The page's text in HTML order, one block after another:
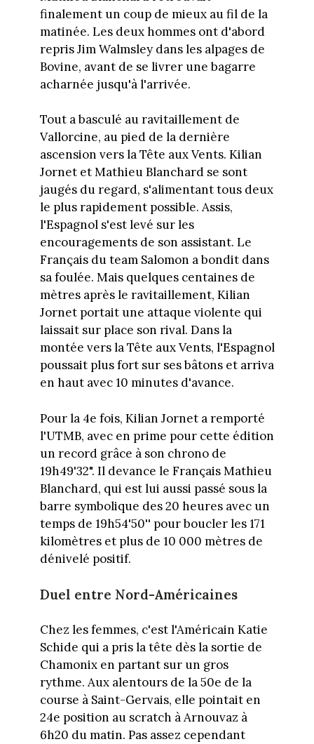
finalement un coup de mieux au fil de la
matinée. Les deux hommes ont d'abord
repris Jim Walmsley dans les alpages de
Bovine, avant de se livrer une bagarre
acharnée jusqu'à l'arrivée.
Tout a basculé au ravitaillement de
Vallorcine, au pied de la dernière
ascension vers la Tête aux Vents. Kilian
Jornet et Mathieu Blanchard se sont
jaugés du regard, s'alimentant tous deux
le plus rapidement possible. Assis,
l'Espagnol s'est levé sur les
encouragements de son assistant. Le
Français du team Salomon a bondit dans
sa foulée. Mais quelques centaines de
mètres après le ravitaillement, Kilian
Jornet portait une attaque violente qui
laissait sur place son rival. Dans la
montée vers la Tête aux Vents, l'Espagnol
poussait plus fort sur ses bâtons et arriva
en haut avec 10 minutes d'avance.
Pour la 4e fois, Kilian Jornet a remporté
l'UTMB, avec en prime pour cette édition
un record grâce à son chrono de
19h49'32". Il devance le Français Mathieu
Blanchard, qui est lui aussi passé sous la
barre symbolique des 20 heures avec un
temps de 19h54'50'' pour boucler les 171
kilomètres et plus de 10 000 mètres de
dénivelé positif.
Duel entre Nord-Américaines
Chez les femmes, c'est l'Américain Katie
Schide qui a pris la tête dès la sortie de
Chamonix en partant sur un gros
rythme. Aux alentours de la 50e de la
course à Saint-Gervais, elle pointait en
24e position au scratch à Arnouvaz à
6h20 du matin. Pas assez cependant